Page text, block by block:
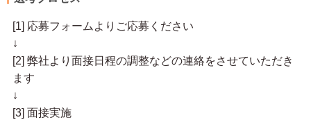
[1] 応募フォームよりご応募ください
↓
[2] 弊社より面接日程の調整などの連絡をさせていただき
ます
↓
[3] 面接実施